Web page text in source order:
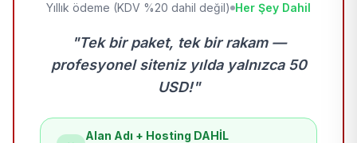
Yıllık ödeme (KDV %20 dahil değil) Her Şey Dahil
"Tek bir paket, tek bir rakam —
profesyonel siteniz yılda yalnızca 50
USD!"
Alan Adı + Hosting DAHİL